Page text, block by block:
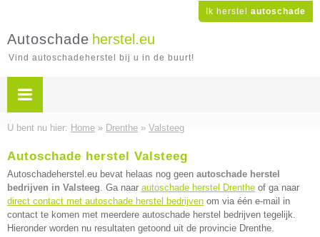
Ik herstel autoschade
Autoschade herstel.eu
Vind autoschadeherstel bij u in de buurt!
U bent nu hier: Home » Drenthe » Valsteeg
Autoschade herstel Valsteeg
Autoschadeherstel.eu bevat helaas nog geen autoschade herstel
bedrijven in Valsteeg. Ga naar autoschade herstel Drenthe of ga naar
direct contact met autoschade herstel bedrijven om via één e-mail in
contact te komen met meerdere autoschade herstel bedrijven tegelijk.
Hieronder worden nu resultaten getoond uit de provincie Drenthe.